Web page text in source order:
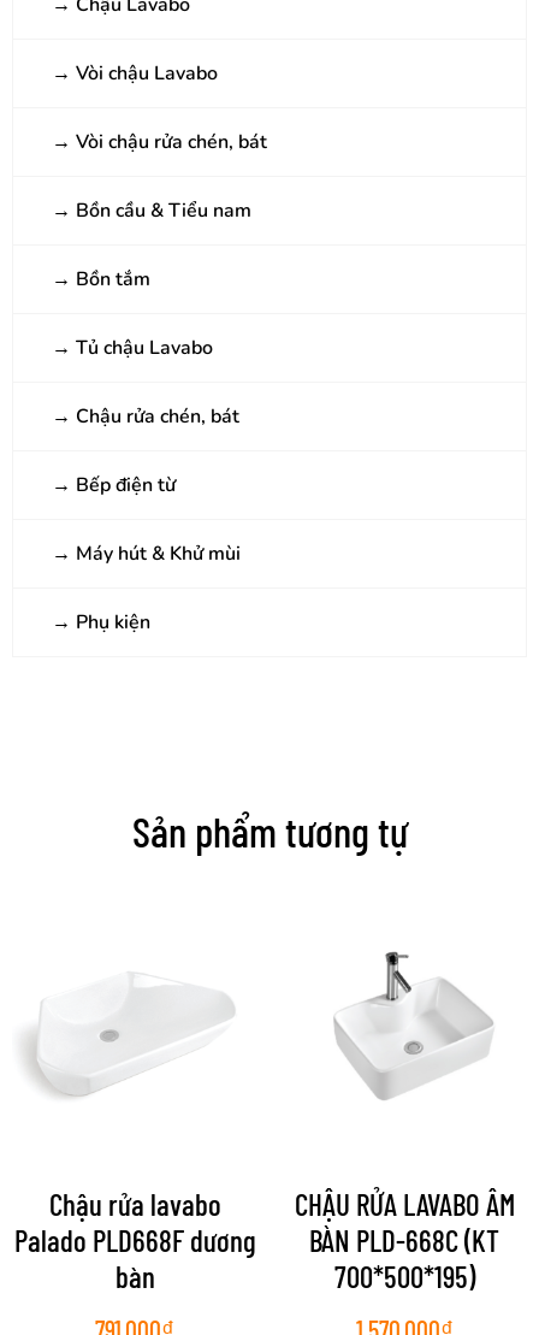
→ Vòi chậu Lavabo
→ Vòi chậu rửa chén, bát
→ Bồn cầu & Tiểu nam
→ Bồn tắm
→ Tủ chậu Lavabo
→ Chậu rửa chén, bát
→ Bếp điện từ
→ Máy hút & Khử mùi
→ Phụ kiện
Sản phẩm tương tự
Chậu rửa lavabo
Palado PLD668F dương
bàn
791.000₫
CHẬU RỬA LAVABO ÂM
BÀN PLD-668C (KT
700*500*195)
1.570.000₫